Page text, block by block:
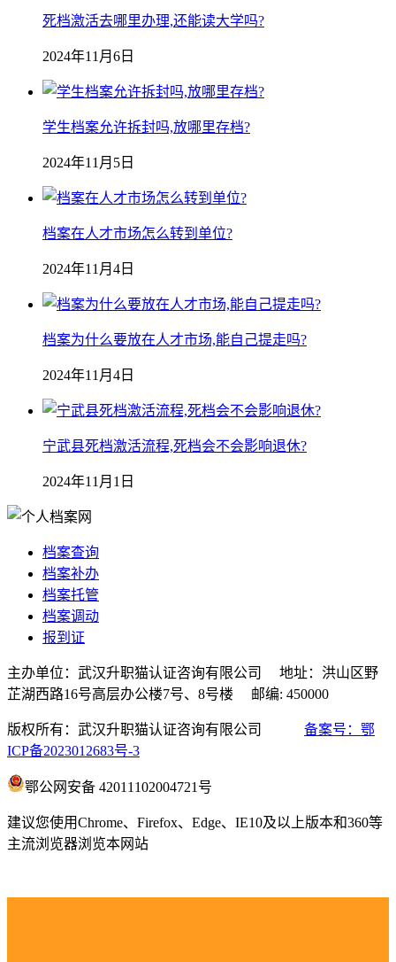
死档激活去哪里办理,还能读大学吗?
2024年11月6日
学生档案允许拆封吗,放哪里存档?
2024年11月5日
档案在人才市场怎么转到单位?
2024年11月4日
档案为什么要放在人才市场,能自己提走吗?
2024年11月4日
宁武县死档激活流程,死档会不会影响退休?
2024年11月1日
档案查询
档案补办
档案托管
档案调动
报到证
主办单位：武汉升职猫认证咨询有限公司 地址：洪山区野
芷湖西路16号高层办公楼7号、8号楼 邮编: 450000
版权所有：武汉升职猫认证咨询有限公司 备案号：鄂
ICP备2023012683号-3
鄂公网安备 42011102004721号
建议您使用Chrome、Firefox、Edge、IE10及以上版本和360等
主流浏览器浏览本网站